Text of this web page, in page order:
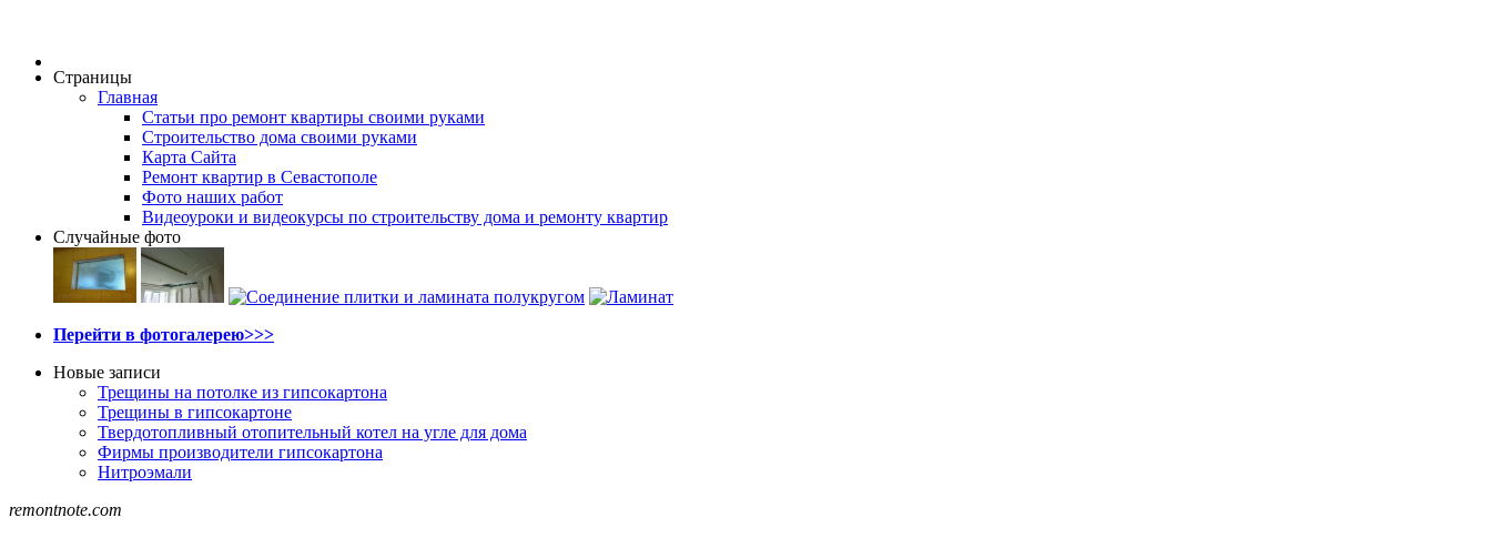
Страницы
Главная
Статьи про ремонт квартиры своими руками
Строительство дома своими руками
Карта Сайта
Ремонт квартир в Севастополе
Фото наших работ
Видеоуроки и видеокурсы по строительству дома и ремонту квартир
Случайные фото
Перейти в фотогалерею>>>
Новые записи
Трещины на потолке из гипсокартона
Трещины в гипсокартоне
Твердотопливный отопительный котел на угле для дома
Фирмы производители гипсокартона
Нитроэмали
remontnote.com